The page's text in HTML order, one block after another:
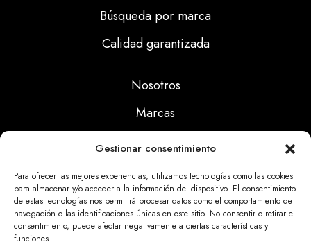
Gestionar consentimiento
Para ofrecer las mejores experiencias, utilizamos tecnologías como las cookies
para almacenar y/o acceder a la información del dispositivo. El consentimiento
de estas tecnologías nos permitirá procesar datos como el comportamiento de
navegación o las identificaciones únicas en este sitio. No consentir o retirar el
consentimiento, puede afectar negativamente a ciertas características y
funciones.
Búsqueda por marca
Calidad garantizada
Nosotros
Marcas
Noticias
Aviso Legal